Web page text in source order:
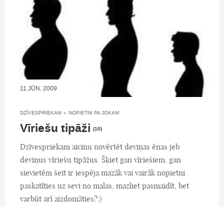
11.JŪN, 2009
DZĪVESPRIEKAM » NOPIETNI PA JOKAM
Vīriešu tipāži (10)
Dzīvespriekam aicinu novērtēt deviņas ēnas jeb
deviņus vīriešu tipāžus. Šķiet gan vīriešiem, gan
sievietēm šeit ir iespēja mazāk vai vairāk nopietni
paskatīties uz sevi no malas, mazliet pasmaidīt, bet
varbūt arī aizdomāties?;)